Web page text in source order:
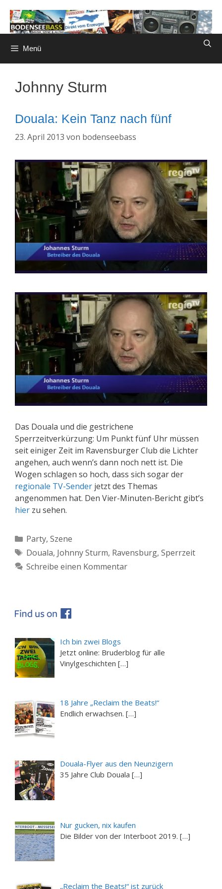
Inhalt
springen
Menü
Johnny Sturm
Douala: Kein Tanz nach fünf
23. April 2013 von bodenseebass
Das Douala und die gestrichene
Sperrzeitverkürzung: Um Punkt fünf Uhr müssen
seit einiger Zeit im Ravensburger Club die Lichter
angehen, auch wenn’s dann noch nett ist. Die
Wogen schlagen so hoch, dass sich sogar der
regionale TV-Sender jetzt des Themas
angenommen hat. Den Vier-Minuten-Bericht gibt’s
hier zu sehen.
Kategorien
Party, Szene
Schlagwörter
Douala, Johnny Sturm, Ravensburg, Sperrzeit
Schreibe einen Kommentar
Ich bin zwei Blogs
Jetzt online: Bruderblog für alle
Vinylgeschichten […]
18 Jahre „Reclaim the Beats!“
Endlich erwachsen. […]
Douala-Flyer aus den Neunzigern
35 Jahre Club Douala […]
Nur gucken, nix kaufen
Die Bilder von der Interboot 2019. […]
„Reclaim the Beats!“ ist zurück